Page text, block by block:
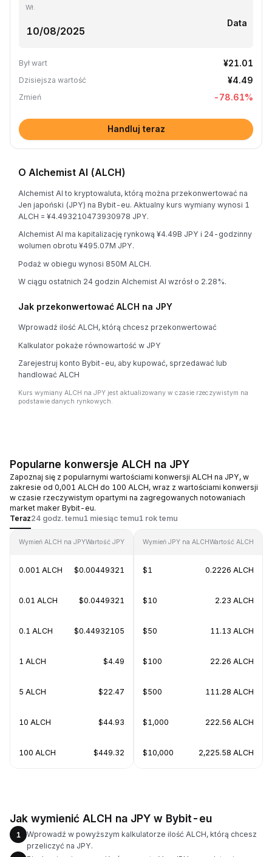
Wł.
Data
Był wart ¥21.01
Dzisiejsza wartość ¥4.49
Zmień -78.61%
Handluj teraz
O Alchemist AI (ALCH)
Alchemist AI to kryptowaluta, którą można przekonwertować na
Jen japoński (JPY) na Bybit-eu. Aktualny kurs wymiany wynosi 1
ALCH = ¥4.493210473930978 JPY.
Alchemist AI ma kapitalizację rynkową ¥4.49B JPY i 24-godzinny
wolumen obrotu ¥495.07M JPY.
Podaż w obiegu wynosi 850M ALCH.
W ciągu ostatnich 24 godzin Alchemist AI wzrósł o 2.28%.
Jak przekonwertować ALCH na JPY
Wprowadź ilość ALCH, którą chcesz przekonwertować
Kalkulator pokaże równowartość w JPY
Zarejestruj konto Bybit-eu, aby kupować, sprzedawać lub
handlować ALCH
Kurs wymiany ALCH na JPY jest aktualizowany w czasie rzeczywistym na
podstawie danych rynkowych.
Popularne konwersje ALCH na JPY
Zapoznaj się z popularnymi wartościami konwersji ALCH na JPY, w
zakresie od 0,001 ALCH do 100 ALCH, wraz z wartościami konwersji
w czasie rzeczywistym opartymi na zagregowanych notowaniach
market maker Bybit-eu.
Teraz24 godz. temu1 miesiąc temu1 rok temu
Wymień ALCH na JPYWartość JPY
0.001 ALCH $0.00449321
0.01 ALCH $0.0449321
0.1 ALCH $0.44932105
1 ALCH $4.49
5 ALCH $22.47
10 ALCH $44.93
100 ALCH $449.32
Wymień JPY na ALCHWartość ALCH
$1 0.2226 ALCH
$10 2.23 ALCH
$50 11.13 ALCH
$100 22.26 ALCH
$500 111.28 ALCH
$1,000 222.56 ALCH
$10,000 2,225.58 ALCH
Jak wymienić ALCH na JPY w Bybit-eu
1
Wprowadź w powyższym kalkulatorze ilość ALCH, którą chcesz
przeliczyć na JPY.